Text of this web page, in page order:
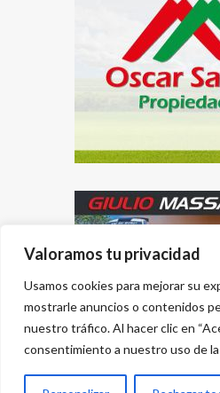
Valoramos tu privacidad
Usamos cookies para mejorar su
mostrarle anuncios o contenidos
nuestro tráfico. Al hacer clic en
consentimiento a nuestro uso de